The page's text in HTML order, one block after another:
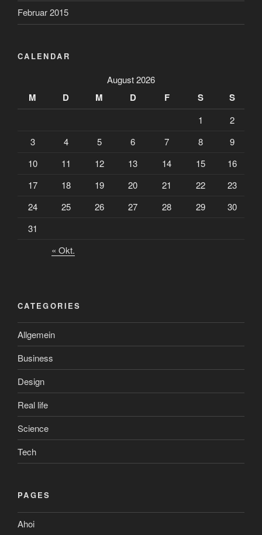
Februar 2015
CALENDAR
August 2026
M D M D F S S
1
2
3
4 5 6 7 8
9
10
11 12 13 14 15
16
17
18 19 20 21 22
23
24
25 26 27 28 29
30
31
« Okt.
CATEGORIES
Allgemein
Business
Design
Real life
Science
Tech
PAGES
Ahoi